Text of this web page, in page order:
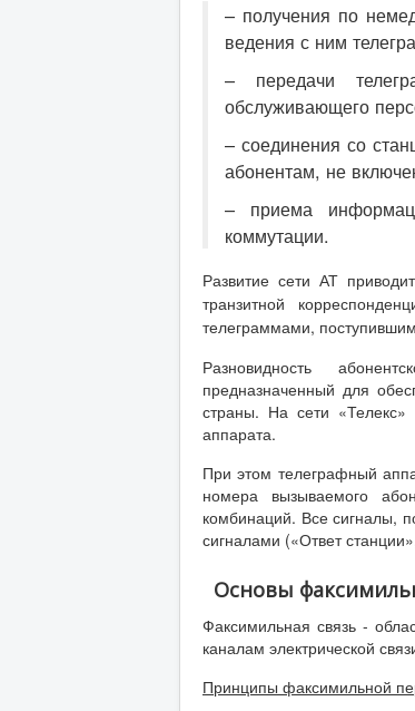
– получения по
ведения с ним
– передачи
обслуживающего
– соединения со
абонентам, не
– приема
коммутации.
Развитие сети АТ
транзитной
телеграммами,
Разновидность
предназначенный для
страны. На сети «Телекс»
аппарата.
При этом телеграфный
номера вызываемого
комбинаций. Все сигналы,
сигналами («Ответ
Основы
Факсимильная связь -
каналам электрической
Принципы факсимильной